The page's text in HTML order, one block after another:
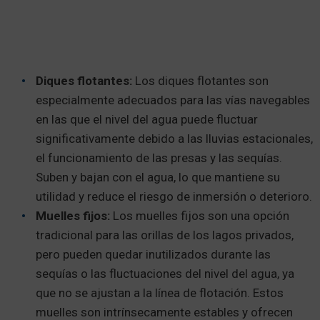
Diques flotantes: Los diques flotantes son
especialmente adecuados para las vías navegables
en las que el nivel del agua puede fluctuar
significativamente debido a las lluvias estacionales,
el funcionamiento de las presas y las sequías.
Suben y bajan con el agua, lo que mantiene su
utilidad y reduce el riesgo de inmersión o deterioro.
Muelles fijos: Los muelles fijos son una opción
tradicional para las orillas de los lagos privados,
pero pueden quedar inutilizados durante las
sequías o las fluctuaciones del nivel del agua, ya
que no se ajustan a la línea de flotación. Estos
muelles son intrínsecamente estables y ofrecen